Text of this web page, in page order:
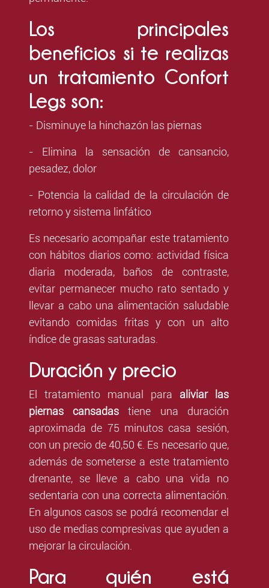
Los principales
beneficios si te realizas
un tratamiento Confort
Legs son:
- Disminuye la hinchazón las piernas
- Elimina la sensación de cansancio,
pesadez, dolor
- Potencia la calidad de la circulación de
retorno y sistema linfático
Es necesario acompañar este tratamiento
con hábitos diarios como: actividad física
diaria moderada, baños de contraste,
evitar permanecer mucho rato sentado y
llevar a cabo una alimentación saludable
evitando comidas fritas y con un alto
índice de grasas saturadas.
Duración y precio
El tratamiento manual para aliviar las
piernas cansadastiene una duración
aproximada de 75 minutos casa sesión,
con un precio de 40,50 €. Es necesario que,
además de someterse a este tratamiento
drenante, se lleve a cabo una vida no
sedentaria con una correcta alimentación.
En algunos casos se podrá recomendar el
uso de medias compresivas que ayuden a
mejorar la circulación.
Para quién está